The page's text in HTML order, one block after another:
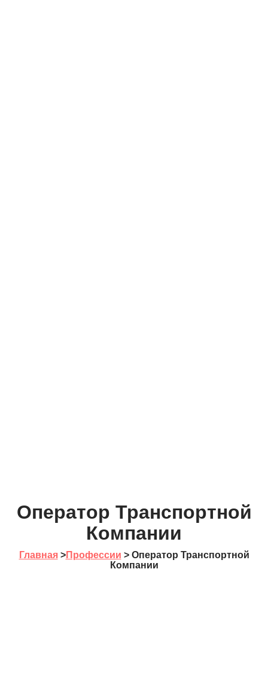
Оператор Транспортной
Компании
Главная>Профессии > Оператор Транспортной
Компании